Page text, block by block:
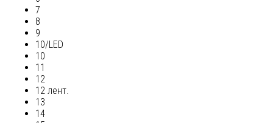
7
8
9
10/LED
10
11
12
12 лент.
13
14